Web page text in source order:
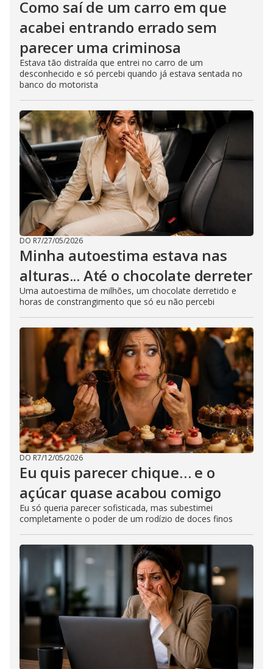
Como saí de um carro em que
acabei entrando errado sem
parecer uma criminosa
Estava tão distraída que entrei no carro de um
desconhecido e só percebi quando já estava sentada no
banco do motorista
DO R7/27/05/2026
Minha autoestima estava nas
alturas... Até o chocolate derreter
Uma autoestima de milhões, um chocolate derretido e
horas de constrangimento que só eu não percebi
DO R7/12/05/2026
Eu quis parecer chique… e o
açúcar quase acabou comigo
Eu só queria parecer sofisticada, mas subestimei
completamente o poder de um rodízio de doces finos